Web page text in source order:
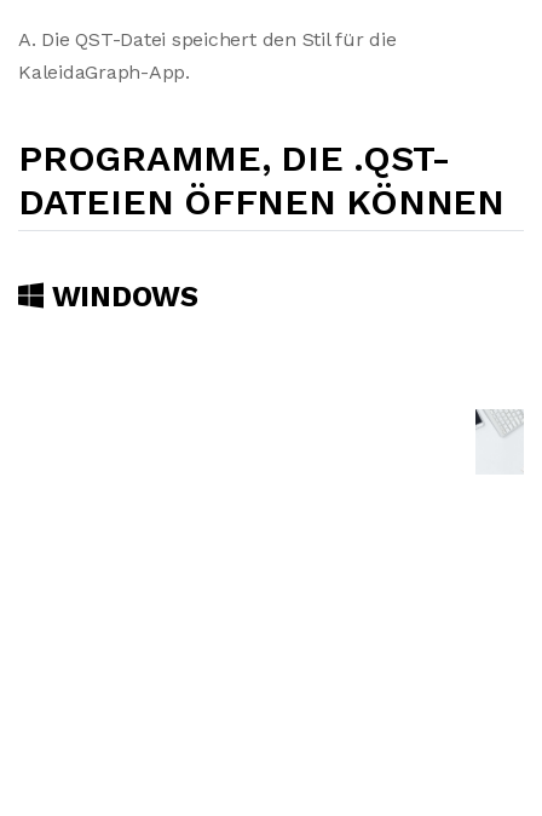
A. Die QST-Datei speichert den Stil für die
KaleidaGraph-App.
PROGRAMME, DIE .QST-
DATEIEN ÖFFNEN KÖNNEN
WINDOWS